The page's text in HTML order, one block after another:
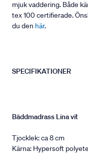
mjuk vaddering. Både
tex 100 certifierade.
du den här.
SPECIFIKATIONER
Bäddmadrass Lina vit
Tjocklek: ca 8 cm
Kärna: Hypersoft